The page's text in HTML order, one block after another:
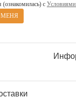
(ознакомилась) с Условиями